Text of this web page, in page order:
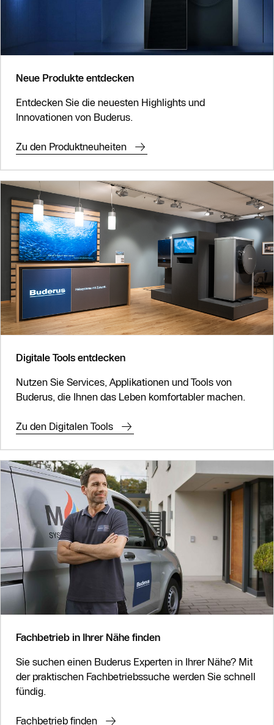
Neue Produkte entdecken
Entdecken Sie die neuesten Highlights und
Innovationen von Buderus.
Zu den Produktneuheiten
Digitale Tools entdecken
Nutzen Sie Services, Applikationen und Tools von
Buderus, die Ihnen das Leben komfortabler machen.
Zu den Digitalen Tools
Fachbetrieb in Ihrer Nähe finden
Sie suchen einen Buderus Experten in Ihrer Nähe? Mit
der praktischen Fachbetriebssuche werden Sie schnell
fündig.
Fachbetrieb finden